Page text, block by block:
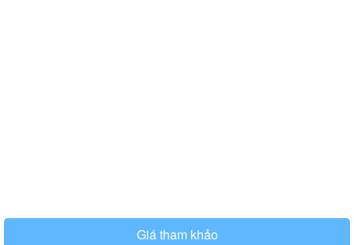
Giá tham khảo